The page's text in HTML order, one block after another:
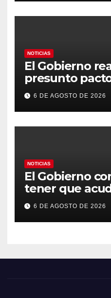
contra la
NOTICIAS
El Gobierno
presunto
con Marruecos
final del
«Tiene que
6 DE AGOSTO DE 2026
NOTICIAS
El Gobierno
tener que
por el reparto
mientras el PP
apertura del
6 DE AGOSTO DE 2026